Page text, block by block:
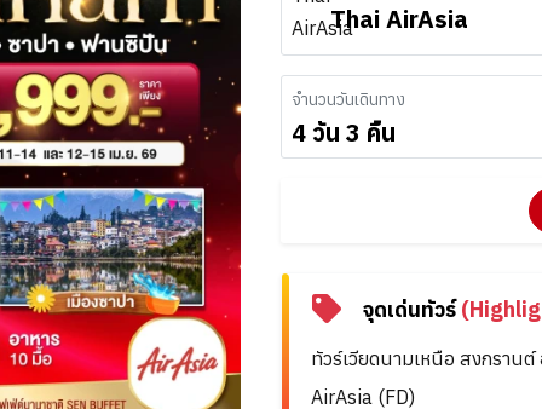
Thai AirAsia
จำนวนวันเดินทาง
4 วัน 3 คืน
จุดเด่นทัวร์
ทัวร์เวียดนามเหนือ สงกรา
AirAsia (FD)